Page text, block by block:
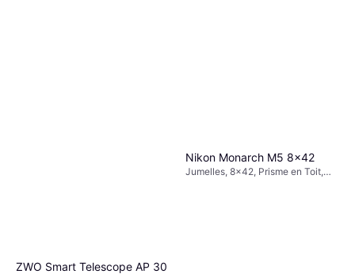
ZWO Smart Telescope AP 30
Nikon Monarch M5 8x42
Jumelles, 8x42, Prisme en Toit,